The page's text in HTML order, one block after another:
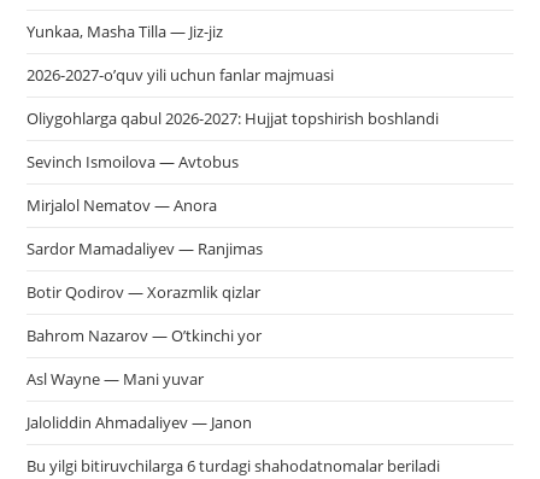
Yunkaa, Masha Tilla — Jiz-jiz
2026-2027-o’quv yili uchun fanlar majmuasi
Oliygohlarga qabul 2026-2027: Hujjat topshirish boshlandi
Sevinch Ismoilova — Avtobus
Mirjalol Nematov — Anora
Sardor Mamadaliyev — Ranjimas
Botir Qodirov — Xorazmlik qizlar
Bahrom Nazarov — O’tkinchi yor
Asl Wayne — Mani yuvar
Jaloliddin Ahmadaliyev — Janon
Bu yilgi bitiruvchilarga 6 turdagi shahodatnomalar beriladi